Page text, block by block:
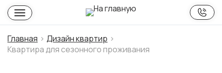
Главная
Дизайн квартир
Квартира для сезонного проживания